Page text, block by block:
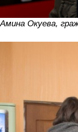
Амина Окуева,